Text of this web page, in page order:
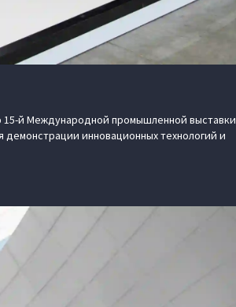
15-й Международной промышленной выставки
инновационных технологий и